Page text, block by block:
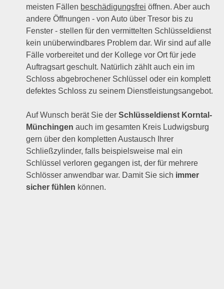
meisten Fällen beschädigungsfrei öffnen. Aber auch
andere Öffnungen - von Auto über Tresor bis zu
Fenster - stellen für den vermittelten Schlüsseldienst
kein unüberwindbares Problem dar. Wir sind auf alle
Fälle vorbereitet und der Kollege vor Ort für jede
Auftragsart geschult. Natürlich zählt auch ein im
Schloss abgebrochener Schlüssel oder ein komplett
defektes Schloss zu seinem Dienstleistungsangebot.
Auf Wunsch berät Sie derSchlüsseldienst Korntal-
Münchingen auch im gesamten Kreis Ludwigsburg
gern über den kompletten Austausch Ihrer
Schließzylinder, falls beispielsweise mal ein
Schlüssel verloren gegangen ist, der für mehrere
Schlösser anwendbar war. Damit Sie sich immer
sicher fühlen können.